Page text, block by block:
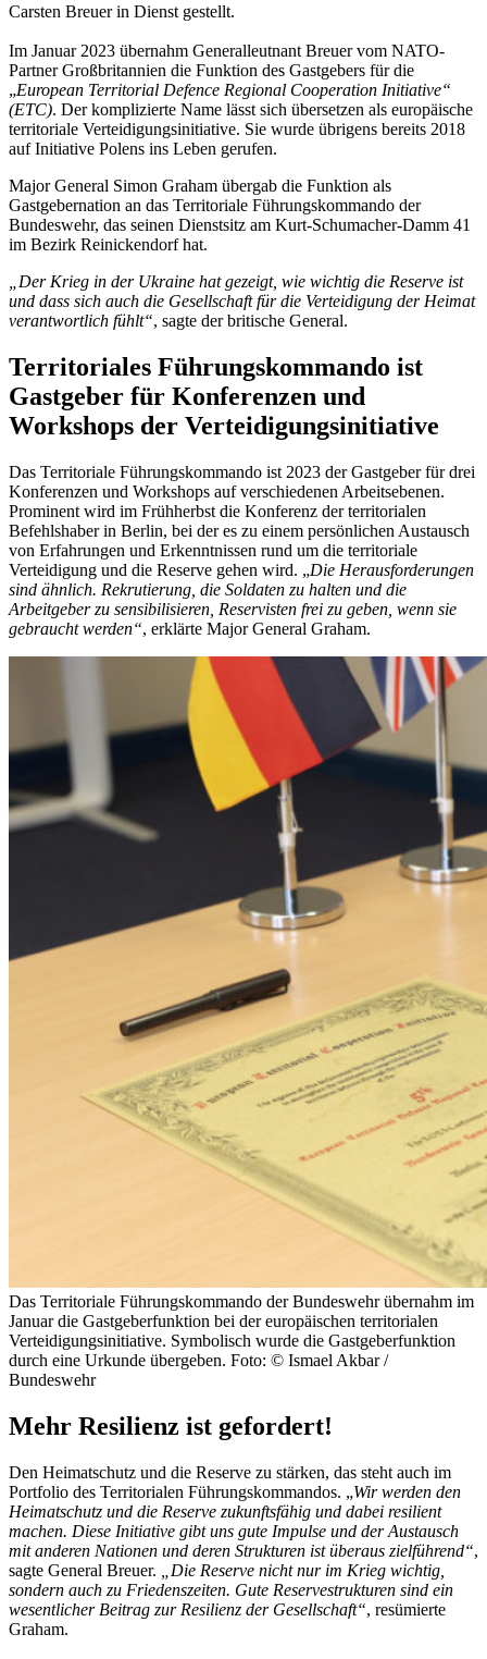
Carsten Breuer in Dienst gestellt.
Im Januar 2023 übernahm Generalleutnant Breuer vom NATO-
Partner Großbritannien die Funktion des Gastgebers für die
„European Territorial Defence Regional Cooperation Initiative“
(ETC). Der komplizierte Name lässt sich übersetzen als europäische
territoriale Verteidigungsinitiative. Sie wurde übrigens bereits 2018
auf Initiative Polens ins Leben gerufen.
Major General Simon Graham übergab die Funktion als
Gastgebernation an das Territoriale Führungskommando der
Bundeswehr, das seinen Dienstsitz am Kurt-Schumacher-Damm 41
im Bezirk Reinickendorf hat.
„Der Krieg in der Ukraine hat gezeigt, wie wichtig die Reserve ist
und dass sich auch die Gesellschaft für die Verteidigung der Heimat
verantwortlich fühlt“, sagte der britische General.
Territoriales Führungskommando ist
Gastgeber für Konferenzen und
Workshops der Verteidigungsinitiative
Das Territoriale Führungskommando ist 2023 der Gastgeber für drei
Konferenzen und Workshops auf verschiedenen Arbeitsebenen.
Prominent wird im Frühherbst die Konferenz der territorialen
Befehlshaber in Berlin, bei der es zu einem persönlichen Austausch
von Erfahrungen und Erkenntnissen rund um die territoriale
Verteidigung und die Reserve gehen wird. „Die Herausforderungen
sind ähnlich. Rekrutierung, die Soldaten zu halten und die
Arbeitgeber zu sensibilisieren, Reservisten frei zu geben, wenn sie
gebraucht werden“, erklärte Major General Graham.
Das Territoriale Führungskommando der Bundeswehr übernahm im
Januar die Gastgeberfunktion bei der europäischen territorialen
Verteidigungsinitiative. Symbolisch wurde die Gastgeberfunktion
durch eine Urkunde übergeben. Foto: © Ismael Akbar /
Bundeswehr
Mehr Resilienz ist gefordert!
Den Heimatschutz und die Reserve zu stärken, das steht auch im
Portfolio des Territorialen Führungskommandos. „Wir werden den
Heimatschutz und die Reserve zukunftsfähig und dabei resilient
machen. Diese Initiative gibt uns gute Impulse und der Austausch
mit anderen Nationen und deren Strukturen ist überaus zielführend“,
sagte General Breuer.
„Die Reserve nicht nur im Krieg wichtig,
sondern auch zu Friedenszeiten. Gute Reservestrukturen sind ein
wesentlicher Beitrag zur Resilienz der Gesellschaft“, resümierte
Graham.